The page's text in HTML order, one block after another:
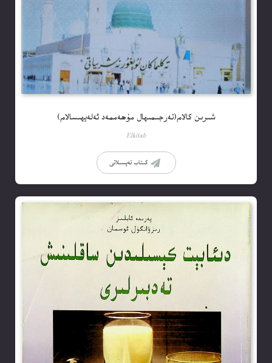
شىرىن كالام(تەرجىمىھال مۇھەممەد ئەلەيھىسالام)
Elkitab
كىتاب تەپسىلاتى